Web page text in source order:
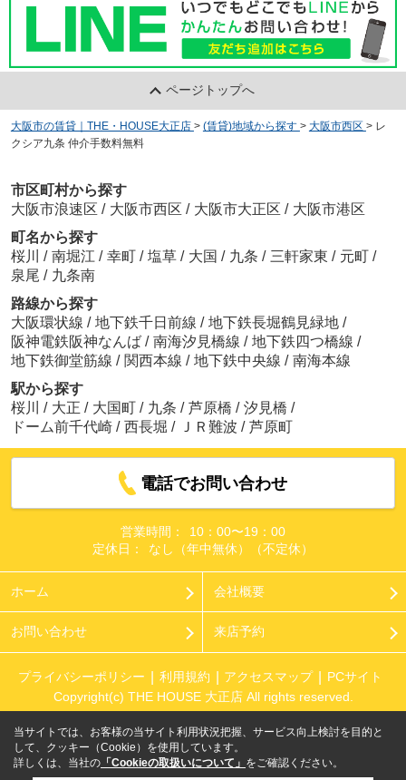
ページトップへ
大阪市の賃貸｜THE・HOUSE大正店 > (賃貸)地域から探す > 大阪市西区 > レ
クシア九条 仲介手数料無料
市区町村から探す
大阪市浪速区 / 大阪市西区 / 大阪市大正区 / 大阪市港区
町名から探す
桜川 / 南堀江 / 幸町 / 塩草 / 大国 / 九条 / 三軒家東 / 元町 /
泉尾 / 九条南
路線から探す
大阪環状線 / 地下鉄千日前線 / 地下鉄長堀鶴見緑地 /
阪神電鉄阪神なんば / 南海汐見橋線 / 地下鉄四つ橋線 /
地下鉄御堂筋線 / 関西本線 / 地下鉄中央線 / 南海本線
駅から探す
桜川
/ 大正 / 大国町 / 九条 / 芦原橋 / 汐見橋 /
ドーム前千代崎 / 西長堀 / ＪＲ難波 / 芦原町
電話でお問い合わせ
営業時間：
10：00〜19：00
定休日：
なし（年中無休）（不定休）
ホーム 会社概要
お問い合わせ 来店予約
プライバシーポリシー 利用規約 アクセスマップ
PCサイト
Copyright(c) THE HOUSE 大正店 All rights reserved.
当サイトでは、お客様の当サイト利用状況把握、サービス向上検討を目的と
して、クッキー（Cookie）を使用しています。
詳しくは、当社の 「Cookieの取扱いについて」 をご確認ください。